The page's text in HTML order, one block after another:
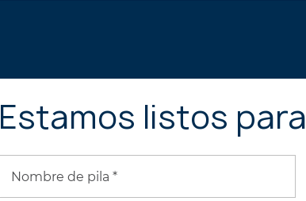
Estamos listos para
Nombre de pila *